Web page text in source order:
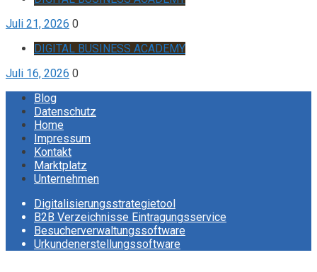
Juli 21, 2026 0
DIGITAL BUSINESS ACADEMY
Juli 16, 2026 0
Blog
Datenschutz
Home
Impressum
Kontakt
Marktplatz
Unternehmen
Digitalisierungsstrategietool
B2B Verzeichnisse Eintragungsservice
Besucherverwaltungssoftware
Urkundenerstellungssoftware